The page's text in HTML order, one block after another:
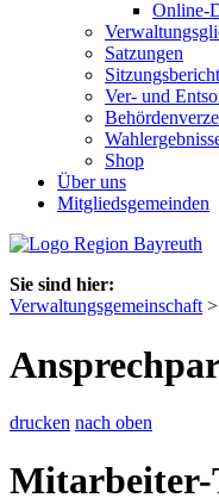
Online-
Satzungen
Ver- und
Shop
Über uns
Mitgliedsgemeinden
Sie sind hier:
Verwaltungsgemeinschaft >
drucken nach oben
Mitarbeiter-